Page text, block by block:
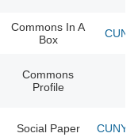
Commons In A
Box
Commons
Profile
Social Paper CUNY